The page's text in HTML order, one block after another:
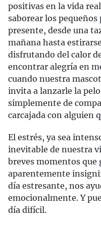
positivas en la vida
saborear los
presente, desde una
mañana hasta
disfrutando del calor
encontrar alegría en
cuando nuestra
invita a lanzarle la
simplemente de
carcajada con alguien
El estrés, ya sea
inevitable de nuestra
breves momentos que
aparentemente
día estresante, nos
emocionalmente. Y
día difícil.